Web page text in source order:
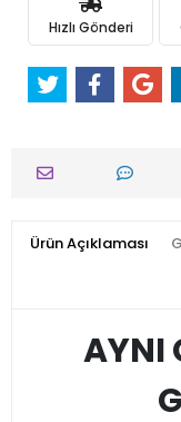
Hızlı Gönderi
Ürün Açıklaması
AYNI